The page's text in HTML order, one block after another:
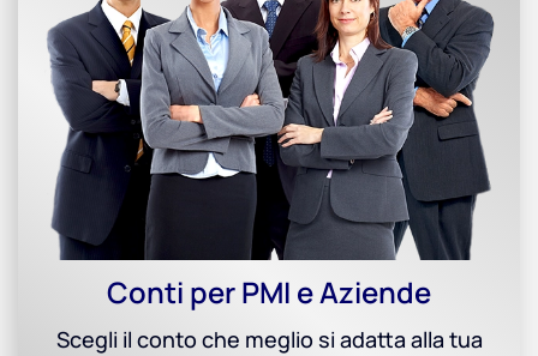
Conti per PMI e Aziende
Scegli il conto che meglio si adatta alla tua